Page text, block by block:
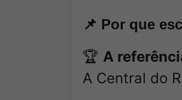
📌 Por que
🏆 A
A Central do